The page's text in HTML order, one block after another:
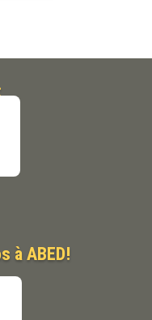
à ABED!